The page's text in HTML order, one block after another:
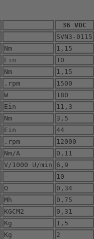
36 VDC
SVN3-0115
Nm
1,15
Ein
10
Nm
1,15
.rpm
1500
W
180
Ein
11,3
Nm
3,5
Ein
44
.rpm
12000
Nm/A
0,11
V/1000 U/min
6,9
–
10
Ω
0,34
Mh
0,75
KGCM2
0,31
Kg
1,5
Kg
2